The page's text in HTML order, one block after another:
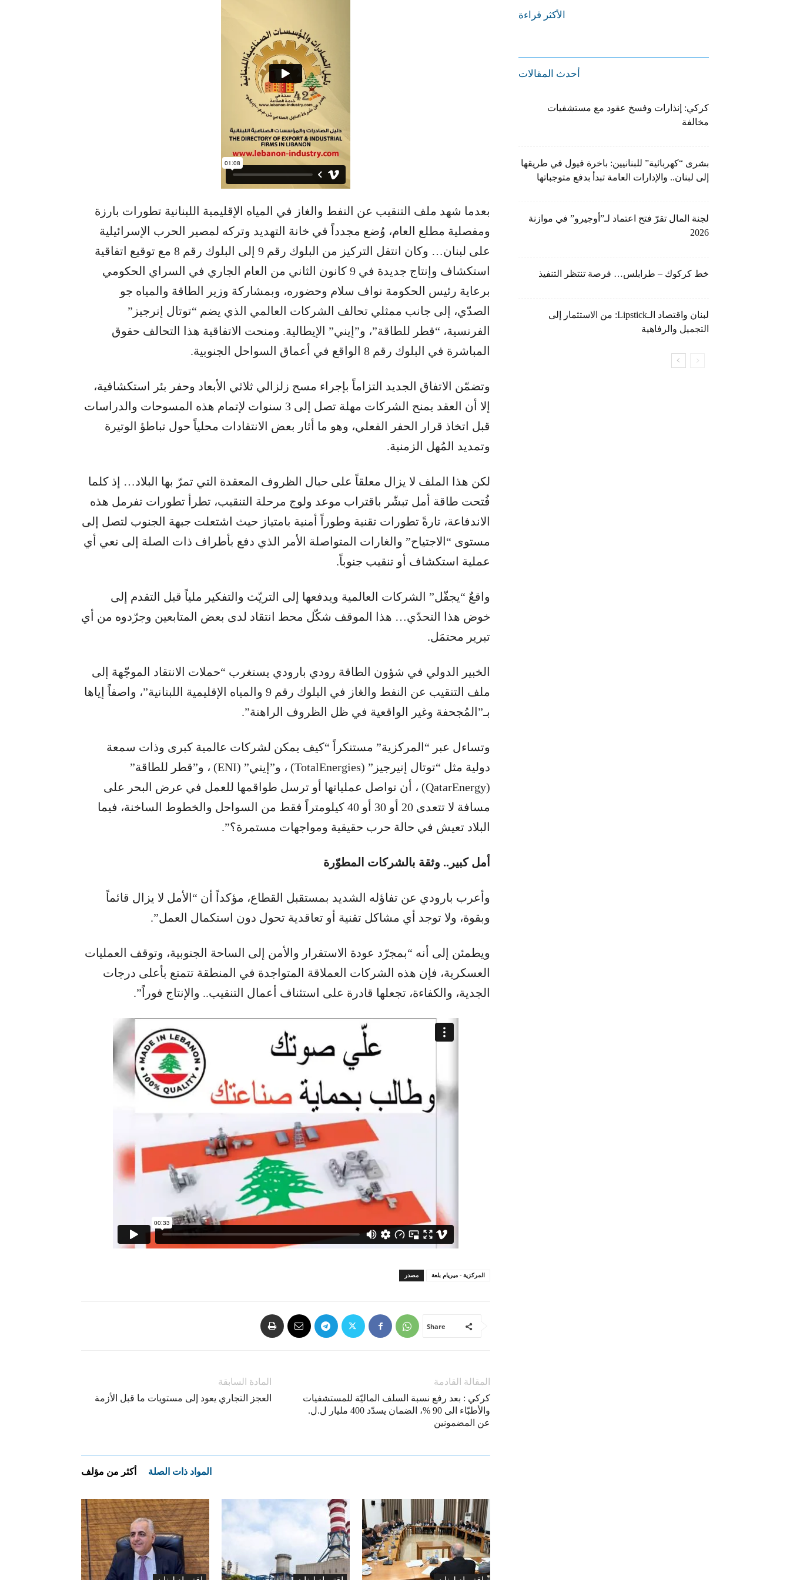
بعدما شهد ملف التنقيب عن النفط والغاز في المياه الإقليمية اللبنانية تطورات بارزة
ومفصلية مطلع العام، وُضع مجدداً في خانة التهديد وتركه لمصير الحرب الإسرائيلية
على لبنان… وكان انتقل التركيز من البلوك رقم 9 إلى البلوك رقم 8 مع توقيع اتفاقية
استكشاف وإنتاج جديدة في 9 كانون الثاني من العام الجاري في السراي الحكومي
برعاية رئيس الحكومة نواف سلام وحضوره، وبمشاركة وزير الطاقة والمياه جو
الصدّي، إلى جانب ممثلي تحالف الشركات العالمي الذي يضم “توتال إنرجيز”
الفرنسية، “قطر للطاقة”، و”إيني” الإيطالية. ومنحت الاتفاقية هذا التحالف حقوق
المباشرة في البلوك رقم 8 الواقع في أعماق السواحل الجنوبية.
وتضمّن الاتفاق الجديد التزاماً بإجراء مسح زلزالي ثلاثي الأبعاد وحفر بئر استكشافية،
إلا أن العقد يمنح الشركات مهلة تصل إلى 3 سنوات لإتمام هذه المسوحات والدراسات
قبل اتخاذ قرار الحفر الفعلي، وهو ما أثار بعض الانتقادات محلياً حول تباطؤ الوتيرة
وتمديد المُهل الزمنية.
لكن هذا الملف لا يزال معلقاً على حبال الظروف المعقدة التي تمرّ بها البلاد… إذ كلما
فُتحت طاقة أمل تبشّر باقتراب موعد ولوج مرحلة التنقيب، تطرأ تطورات تفرمل هذه
الاندفاعة، تارةً تطورات تقنية وطوراً أمنية بامتياز حيث اشتعلت جبهة الجنوب لتصل إلى
مستوى “الاجتياح” والغارات المتواصلة الأمر الذي دفع بأطراف ذات الصلة إلى نعي أي
عملية استكشاف أو تنقيب جنوباً.
واقعٌ “يجفّل” الشركات العالمية ويدفعها إلى التريّث والتفكير ملياً قبل التقدم إلى
خوض هذا التحدّي… هذا الموقف شكّل محط انتقاد لدى بعض المتابعين وجرّدوه من أي
تبرير محتمَل.
الخبير الدولي في شؤون الطاقة رودي بارودي يستغرب “حملات الانتقاد الموجّهة إلى
ملف التنقيب عن النفط والغاز في البلوك رقم 9 والمياه الإقليمية اللبنانية”، واصفاً إياها
بـ”المُجحفة وغير الواقعية في ظل الظروف الراهنة”.
وتساءل عبر “المركزية” مستنكراً “كيف يمكن لشركات عالمية كبرى وذات سمعة
دولية مثل “توتال إنيرجيز” (TotalEnergies) ، و”إيني” (ENI) ، و”قطر للطاقة”
(QatarEnergy) ، أن تواصل عملياتها أو ترسل طواقمها للعمل في عرض البحر على
مسافة لا تتعدى 20 أو 30 أو 40 كيلومتراً فقط من السواحل والخطوط الساخنة، فيما
البلاد تعيش في حالة حرب حقيقية ومواجهات مستمرة؟”.
أمل كبير.. وثقة بالشركات المطوّرة
وأعرب بارودي عن تفاؤله الشديد بمستقبل القطاع، مؤكداً أن “الأمل لا يزال قائماً
وبقوة، ولا توجد أي مشاكل تقنية أو تعاقدية تحول دون استكمال العمل”.
ويطمئن إلى أنه “بمجرّد عودة الاستقرار والأمن إلى الساحة الجنوبية، وتوقف العمليات
العسكرية، فإن هذه الشركات العملاقة المتواجدة في المنطقة تتمتع بأعلى درجات
الجدية، والكفاءة، تجعلها قادرة على استئناف أعمال التنقيب.. والإنتاج فوراً”.
مصدر المركزية - ميريام بلعة
Share
المادة السابقة
العجز التجاري يعود إلى مستويات ما قبل الأزمة
المقالة القادمة
كركي : بعد رفع نسبة السلف الماليّة للمستشفيات
والأطبّاء الى 90 %، الضمان يسدّد 400 مليار ل.ل.
عن المضمونين
المواد ذات الصلة أكثر من مؤلف
الأكثر قراءة
أحدث المقالات
كركي: إنذارات وفسخ عقود مع مستشفيات
مخالفة
بشرى “كهربائية” للبنانيين: باخرة فيول في طريقها
إلى لبنان.. والإدارات العامة تبدأ بدفع متوجباتها
لجنة المال تقرّ فتح اعتماد لـ”أوجيرو” في موازنة
2026
خط كركوك – طرابلس… فرصة تنتظر التنفيذ
لبنان واقتصاد الـLipstick: من الاستثمار إلى
التجميل والرفاهية